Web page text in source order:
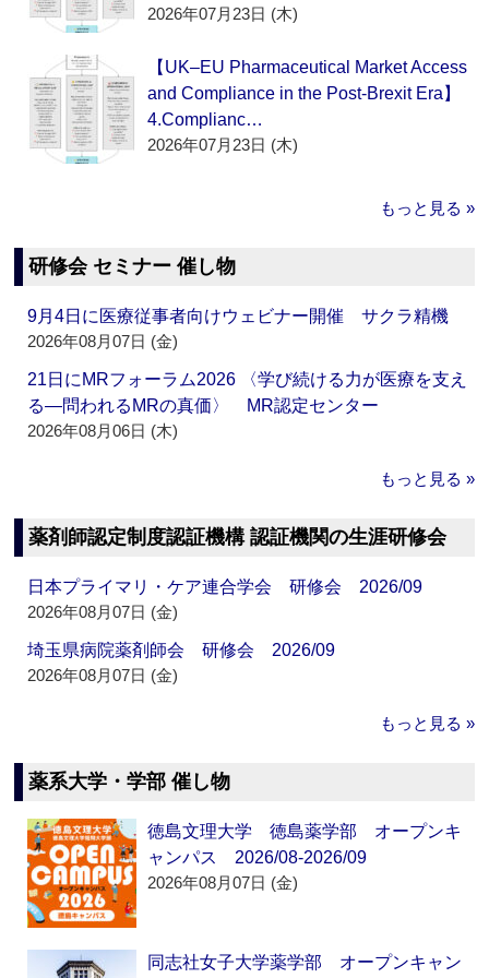
2026年07月23日 (木)
【UK–EU Pharmaceutical Market Access
and Compliance in the Post-Brexit Era】
4.Complianc…
2026年07月23日 (木)
もっと見る »
研修会 セミナー 催し物
9月4日に医療従事者向けウェビナー開催 サクラ精機
2026年08月07日 (金)
21日にMRフォーラム2026 〈学び続ける力が医療を支え
る―問われるMRの真価〉 MR認定センター
2026年08月06日 (木)
もっと見る »
薬剤師認定制度認証機構 認証機関の生涯研修会
日本プライマリ・ケア連合学会 研修会 2026/09
2026年08月07日 (金)
埼玉県病院薬剤師会 研修会 2026/09
2026年08月07日 (金)
もっと見る »
薬系大学・学部 催し物
徳島文理大学 徳島薬学部 オープンキ
ャンパス 2026/08-2026/09
2026年08月07日 (金)
同志社女子大学薬学部 オープンキャン